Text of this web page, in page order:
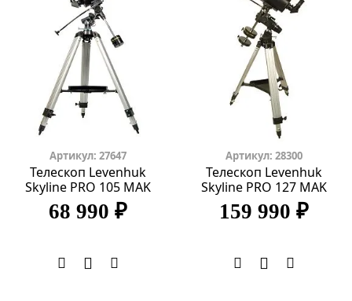
Артикул: 27647
Телескоп Levenhuk
Skyline PRO 105 MAK
68 990 ₽
Артикул: 28300
Телескоп Levenhuk
Skyline PRO 127 MAK
159 990 ₽